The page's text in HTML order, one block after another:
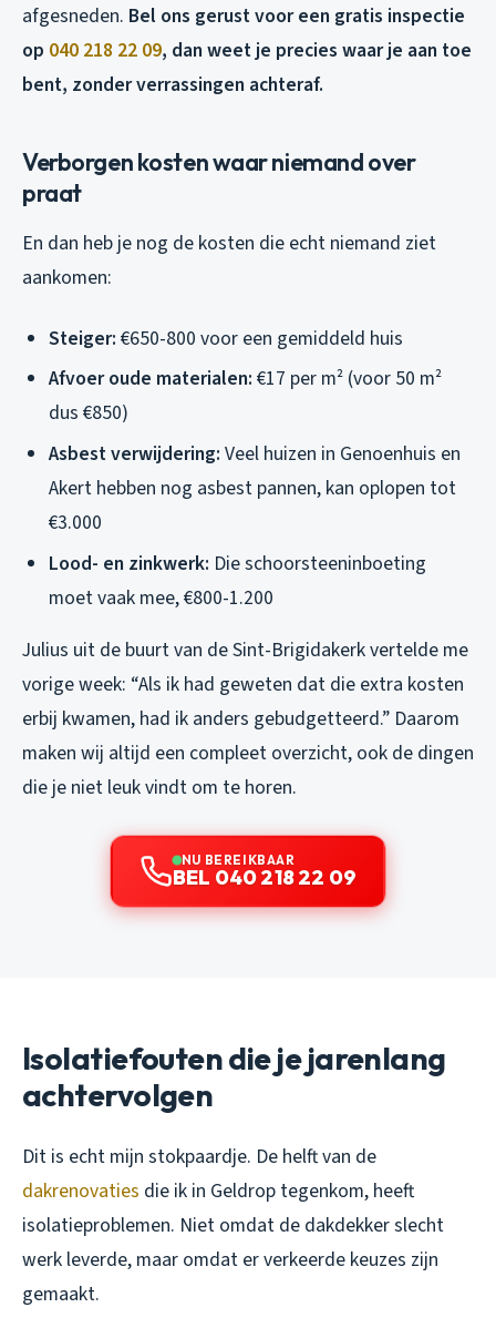
afgesneden. Bel ons gerust voor een gratis inspectie
op 040 218 22 09, dan weet je precies waar je aan toe
bent, zonder verrassingen achteraf.
Verborgen kosten waar niemand over
praat
En dan heb je nog de kosten die echt niemand ziet
aankomen:
Steiger: €650-800 voor een gemiddeld huis
Afvoer oude materialen: €17 per m² (voor 50 m²
dus €850)
Asbest verwijdering: Veel huizen in Genoenhuis en
Akert hebben nog asbest pannen, kan oplopen tot
€3.000
Lood- en zinkwerk: Die schoorsteeninboeting
moet vaak mee, €800-1.200
Julius uit de buurt van de Sint-Brigidakerk vertelde me
vorige week: “Als ik had geweten dat die extra kosten
erbij kwamen, had ik anders gebudgetteerd.” Daarom
maken wij altijd een compleet overzicht, ook de dingen
die je niet leuk vindt om te horen.
NU BEREIKBAAR
BEL 040 218 22 09
Isolatiefouten die je jarenlang
achtervolgen
Dit is echt mijn stokpaardje. De helft van de
dakrenovaties die ik in Geldrop tegenkom, heeft
isolatieproblemen. Niet omdat de dakdekker slecht
werk leverde, maar omdat er verkeerde keuzes zijn
gemaakt.